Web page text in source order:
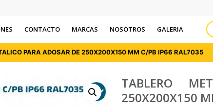
CONTACTO MARCAS NOSOTROS GALERIA
PARA ADOSAR DE 250X200X150 MM C/PB IP66 RAL7035
TABLERO
250X200X150